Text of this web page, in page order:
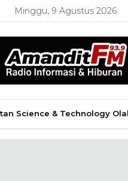
Minggu, 9 Agustus 2026
Science & Technology